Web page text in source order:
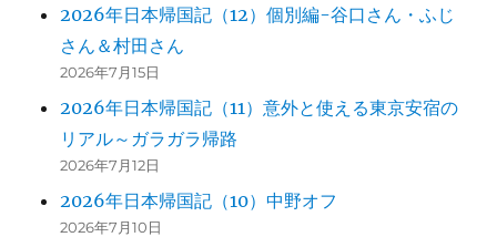
2026年日本帰国記（12）個別編-谷口さん・ふじ
さん＆村田さん
2026年7月15日
2026年日本帰国記（11）意外と使える東京安宿の
リアル～ガラガラ帰路
2026年7月12日
2026年日本帰国記（10）中野オフ
2026年7月10日